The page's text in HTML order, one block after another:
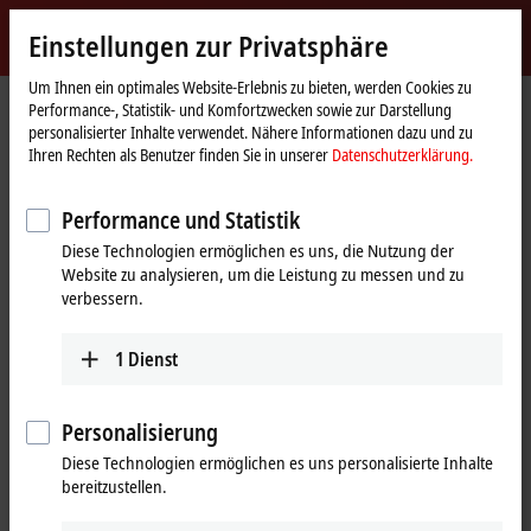
Beckhoff
-
New
Automation
Technology
myBeckhoff
StartseiteUnternehmen
News
Prolight + Sound: Neue Automatisierungsideen für die Bühnen- und
Mit Klick auf "Akzeptieren" zeigen wir das Video und passen die
Einstellung zur Privatsphäre an, dabei wird externer Inhalt von
Einstellungen zur Privatsphäre
Um Ihnen ein optimales Website-Erlebnis zu bieten, werden Cookies zu
Performance-, Statistik- und Komfortzwecken sowie zur Darstellung
personalisierter Inhalte verwendet. Nähere Informationen dazu und zu
Ihren Rechten als Benutzer finden Sie in unserer Datenschutzerklärung.
Performance und Statistik
Diese Technologien ermöglichen es uns, die Nutzung der
Website zu analysieren, um die Leistung zu messen und zu
verbessern.
1 Dienst
Personalisierung
Diese Technologien ermöglichen es uns personalisierte Inhalte
bereitzustellen.